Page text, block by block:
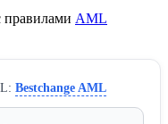
правилами AML
Bestchange AML